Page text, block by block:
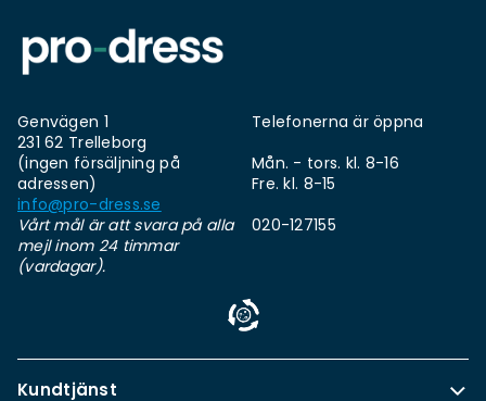
Genvägen 1
231 62 Trelleborg
(ingen försäljning på
adressen)
info@pro-dress.se
Vårt mål är att svara på alla
mejl inom 24 timmar
(vardagar).
Telefonerna är öppna
Mån. - tors. kl. 8-16
Fre. kl. 8-15
020-127155
Kundtjänst